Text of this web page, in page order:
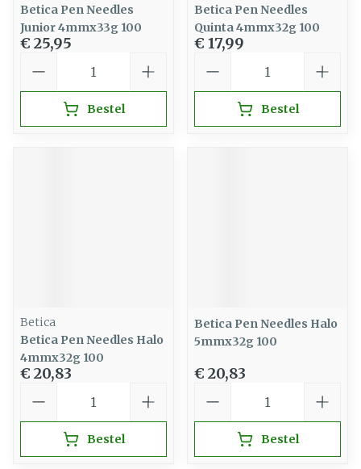
Betica Pen Needles
Junior 4mmx33g 100
€ 25,95
Bestel
Betica Pen Needles
Quinta 4mmx32g 100
€ 17,99
Bestel
Betica
Betica Pen Needles Halo
4mmx32g 100
€ 20,83
Bestel
Betica Pen Needles Halo
5mmx32g 100
€ 20,83
Bestel